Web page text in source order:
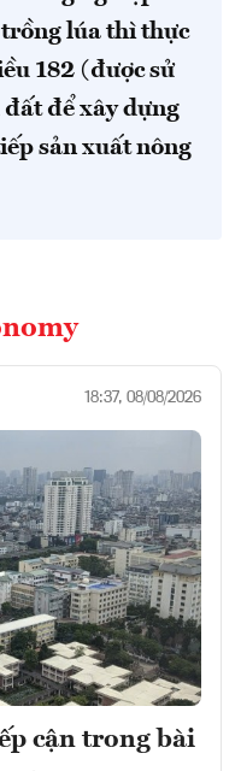
lúa thì thực
182 (được sử
để xây dựng
sản xuất nông
18:37, 08/08/2026
cận trong bài